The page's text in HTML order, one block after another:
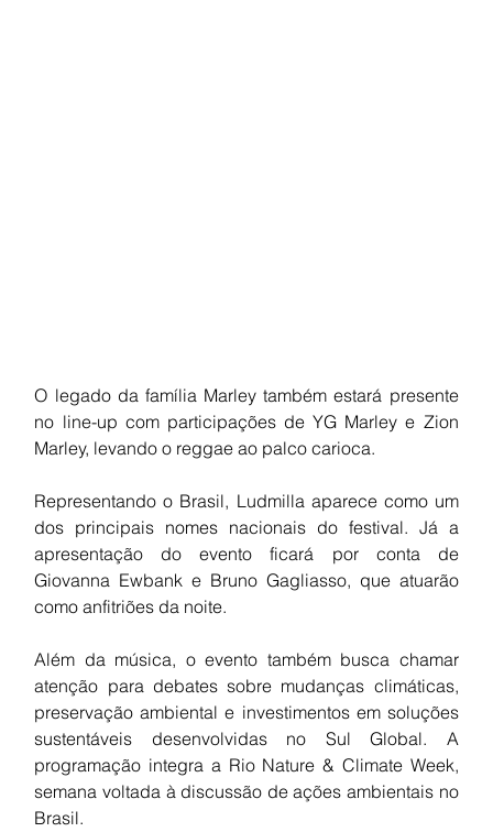
O legado da família Marley também estará presente
no line-up com participações de YG Marley e Zion
Marley, levando o reggae ao palco carioca.
Representando o Brasil, Ludmilla aparece como um
dos principais nomes nacionais do festival. Já a
apresentação do evento ficará por conta de
Giovanna Ewbank e Bruno Gagliasso, que atuarão
como anfitriões da noite.
Além da música, o evento também busca chamar
atenção para debates sobre mudanças climáticas,
preservação ambiental e investimentos em soluções
sustentáveis desenvolvidas no Sul Global. A
programação integra a Rio Nature & Climate Week,
semana voltada à discussão de ações ambientais no
Brasil.